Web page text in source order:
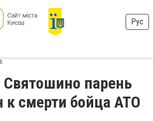
Рус
парень
к смерти бойца АТО